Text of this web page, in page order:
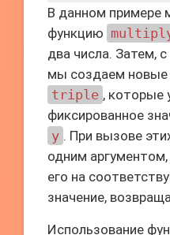
В данном примере
функцию
два числа. Затем,
мы создаем новые
triple , которые
фиксированное
y . При вызове
одним
его на
значение,
Использование